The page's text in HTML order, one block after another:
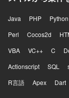
Java PHP Python
Perl
Cocos2d
VBA
VC++ C
Actionscript
SQL
R言語
Apex Dart